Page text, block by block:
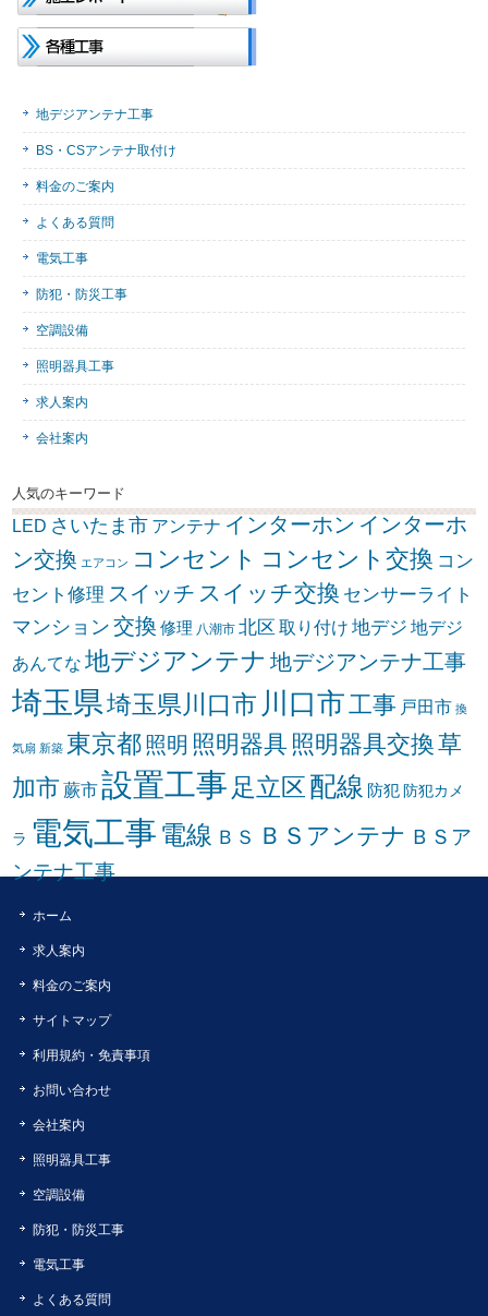
地デジアンテナ工事
BS・CSアンテナ取付け
料金のご案内
よくある質問
電気工事
防犯・防災工事
空調設備
照明器具工事
求人案内
会社案内
人気のキーワード
LED さいたま市 アンテナ インターホン インターホ
ン交換 エアコン コンセント コンセント交換 コン
セント修理 スイッチ スイッチ交換 センサーライト
マンション 交換 修理 八潮市 北区 取り付け 地デジ 地デジ
あんてな 地デジアンテナ 地デジアンテナ工事
埼玉県埼玉県川口市 川口市工事 戸田市 換
気扇 新築 東京都照明 照明器具 照明器具交換草
加市 蕨市設置工事 足立区配線 防犯 防犯カメ
ラ 電気工事 電線 ＢＳ ＢＳアンテナ ＢＳア
ンテナ工事
ホーム
求人案内
料金のご案内
サイトマップ
利用規約・免責事項
お問い合わせ
会社案内
照明器具工事
空調設備
防犯・防災工事
電気工事
よくある質問